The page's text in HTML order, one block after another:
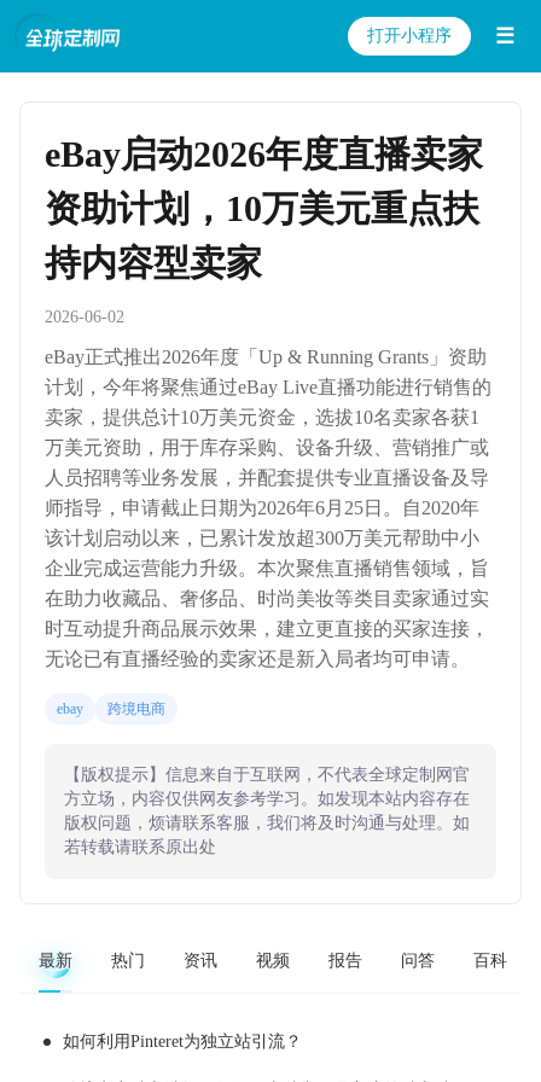
打开小程序 ☰
eBay启动2026年度直播卖家
资助计划，10万美元重点扶
持内容型卖家
2026-06-02
eBay正式推出2026年度「Up & Running Grants」资助
计划，今年将聚焦通过eBay Live直播功能进行销售的
卖家，提供总计10万美元资金，选拔10名卖家各获1
万美元资助，用于库存采购、设备升级、营销推广或
人员招聘等业务发展，并配套提供专业直播设备及导
师指导，申请截止日期为2026年6月25日。自2020年
该计划启动以来，已累计发放超300万美元帮助中小
企业完成运营能力升级。本次聚焦直播销售领域，旨
在助力收藏品、奢侈品、时尚美妆等类目卖家通过实
时互动提升商品展示效果，建立更直接的买家连接，
无论已有直播经验的卖家还是新入局者均可申请。
ebay 跨境电商
【版权提示】信息来自于互联网，不代表全球定制网官
方立场，内容仅供网友参考学习。如发现本站内容存在
版权问题，烦请联系客服，我们将及时沟通与处理。如
若转载请联系原出处
最新 热门 资讯 视频 报告 问答 百科
如何利用Pinteret为独立站引流？